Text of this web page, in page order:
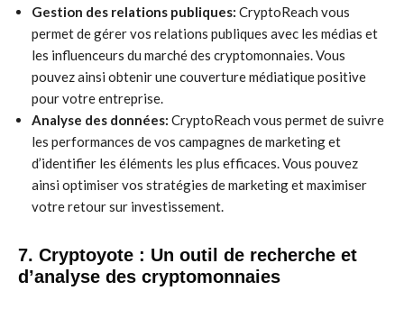
Gestion des relations publiques: CryptoReach vous
permet de gérer vos relations publiques avec les médias et
les influenceurs du marché des cryptomonnaies. Vous
pouvez ainsi obtenir une couverture médiatique positive
pour votre entreprise.
Analyse des données: CryptoReach vous permet de suivre
les performances de vos campagnes de marketing et
d’identifier les éléments les plus efficaces. Vous pouvez
ainsi optimiser vos stratégies de marketing et maximiser
votre retour sur investissement.
7. Cryptoyote : Un outil de recherche et
d’analyse des cryptomonnaies